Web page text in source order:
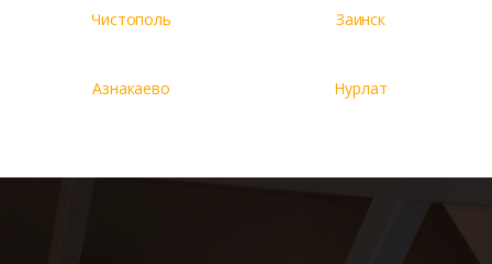
Чистополь Заинск
Азнакаево Нурлат